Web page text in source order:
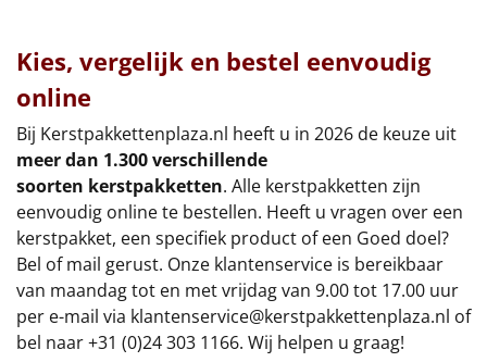
Kies, vergelijk en bestel eenvoudig
online
Bij Kerstpakkettenplaza.nl heeft u in 2026 de keuze uit
meer dan 1.300 verschillende
soorten kerstpakketten. Alle kerstpakketten zijn
eenvoudig online te bestellen. Heeft u vragen over een
kerstpakket, een specifiek product of een Goed doel?
Bel of mail gerust. Onze klantenservice is bereikbaar
van maandag tot en met vrijdag van 9.00 tot 17.00 uur
per e-mail via klantenservice@kerstpakkettenplaza.nl of
bel naar +31 (0)24 303 1166. Wij helpen u graag!